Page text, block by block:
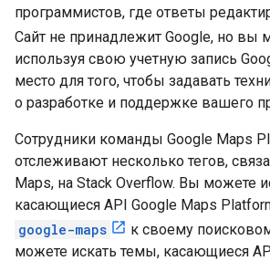
программистов, где ответы
Сайт не принадлежит Google, но вы
используя свою учетную запись
место для того, чтобы задавать
о разработке и поддержке вашего
Сотрудники команды Google Maps
отслеживают несколько тегов,
Maps, на Stack Overflow. Вы можете
касающиеся API Google Maps
google-maps
к своему
можете искать темы, касающиеся